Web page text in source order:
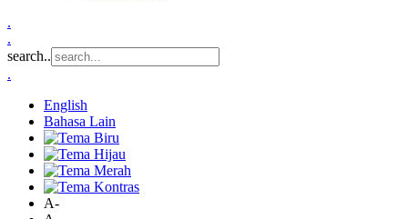
.
.
search..
.
English
Bahasa Lain
A-